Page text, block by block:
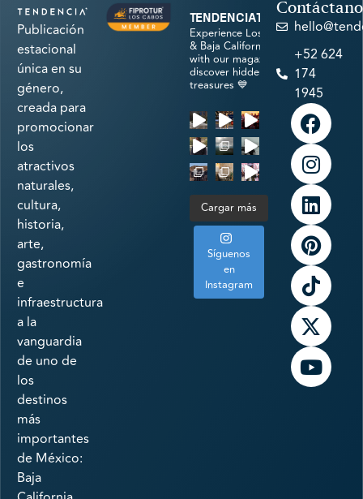
Publicación
estacional
única en su
género,
creada para
promocionar
los
atractivos
naturales,
cultura,
historia,
arte,
gastronomía
e
infraestructura
a la
vanguardia
de uno de
los
destinos
más
importantes
de México:
Baja
tendenciatravel
Experience Los Cabos
& Baja California Sur
with our magazine &
discover hidden
treasures 💙
Cargar más
Síguenos
en
Instagram
+52 624
174
1945